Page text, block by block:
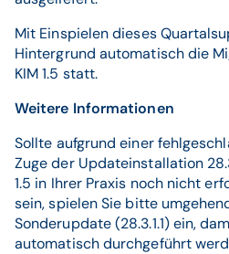
Mit Einspielen dieses
Hintergrund automatisch die
KIM 1.5 statt.
Weitere Informationen
Sollte aufgrund einer
Zuge der Updateinstallation
1.5 in Ihrer Praxis noch nicht
sein, spielen Sie bitte
Sonderupdate (28.3.1.1) ein,
automatisch durchgeführt